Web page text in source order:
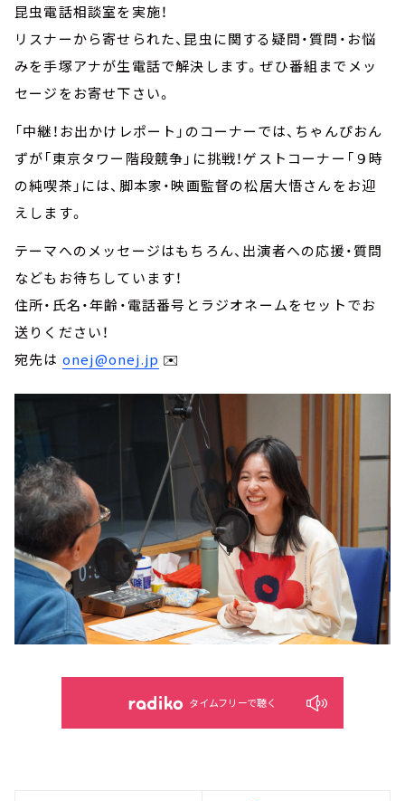
昆虫電話相談室を実施！
リスナーから寄せられた、昆虫に関する疑問・質問・お悩
みを手塚アナが生電話で解決します。ぜひ番組までメッ
セージをお寄せ下さい。
「中継！お出かけレポート」のコーナーでは、ちゃんぴおん
ずが「東京タワー階段競争」に挑戦！ゲストコーナー「９時
の純喫茶」には、脚本家・映画監督の松居大悟さんをお迎
えします。
テーマへのメッセージはもちろん、出演者への応援・質問
などもお待ちしています！
住所・氏名・年齢・電話番号とラジオネームをセットでお
送りください！
宛先は onej@onej.jp ✉️
タイムフリーで聴く